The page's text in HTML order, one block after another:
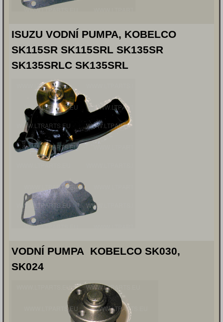
ISUZU VODNÍ PUMPA, KOBELCO
SK115SR SK115SRL SK135SR
SK135SRLC SK135SRL
VODNÍ PUMPA KOBELCO SK030,
SK024